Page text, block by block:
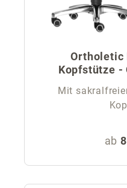
Ortholetic
Kopfstütze -
Mit
ab